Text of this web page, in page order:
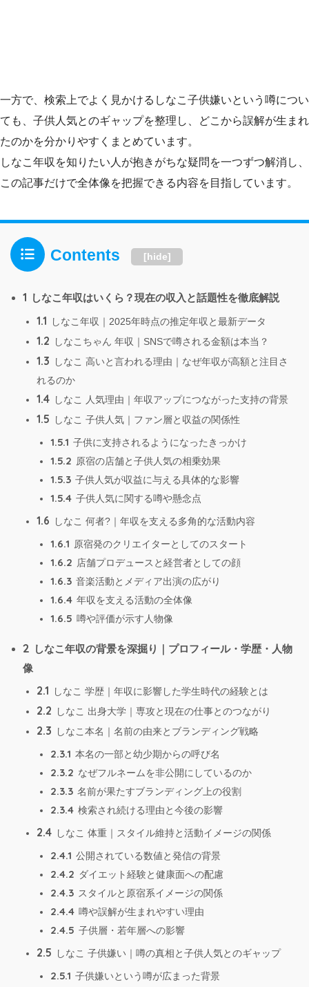
一方で、検索上でよく見かけるしなこ子供嫌いという噂につい
ても、子供人気とのギャップを整理し、どこから誤解が生まれ
たのかを分かりやすくまとめています。
しなこ年収を知りたい人が抱きがちな疑問を一つずつ解消し、
この記事だけで全体像を把握できる内容を目指しています。
Contents [hide]
1 しなこ年収はいくら？現在の収入と話題性を徹底解説
1.1 しなこ年収｜2025年時点の推定年収と最新データ
1.2 しなこちゃん 年収｜SNSで噂される金額は本当？
1.3
しなこ 高いと言われる理由｜なぜ年収が高額と注目さ
れるのか
1.4 しなこ 人気理由｜年収アップにつながった支持の背景
1.5 しなこ 子供人気｜ファン層と収益の関係性
1.5.1 子供に支持されるようになったきっかけ
1.5.2 原宿の店舗と子供人気の相乗効果
1.5.3 子供人気が収益に与える具体的な影響
1.5.4 子供人気に関する噂や懸念点
1.6 しなこ 何者?｜年収を支える多角的な活動内容
1.6.1 原宿発のクリエイターとしてのスタート
1.6.2 店舗プロデュースと経営者としての顔
1.6.3 音楽活動とメディア出演の広がり
1.6.4 年収を支える活動の全体像
1.6.5 噂や評価が示す人物像
2 しなこ年収の背景を深掘り｜プロフィール・学歴・人物
像
2.1 しなこ 学歴｜年収に影響した学生時代の経験とは
2.2 しなこ 出身大学｜専攻と現在の仕事とのつながり
2.3 しなこ本名｜名前の由来とブランディング戦略
2.3.1 本名の一部と幼少期からの呼び名
2.3.2 なぜフルネームを非公開にしているのか
2.3.3 名前が果たすブランディング上の役割
2.3.4 検索され続ける理由と今後の影響
2.4 しなこ 体重｜スタイル維持と活動イメージの関係
2.4.1 公開されている数値と発信の背景
2.4.2 ダイエット経験と健康面への配慮
2.4.3 スタイルと原宿系イメージの関係
2.4.4 噂や誤解が生まれやすい理由
2.4.5 子供層・若年層への影響
2.5 しなこ 子供嫌い｜噂の真相と子供人気とのギャップ
2.5.1 子供嫌いという噂が広まった背景